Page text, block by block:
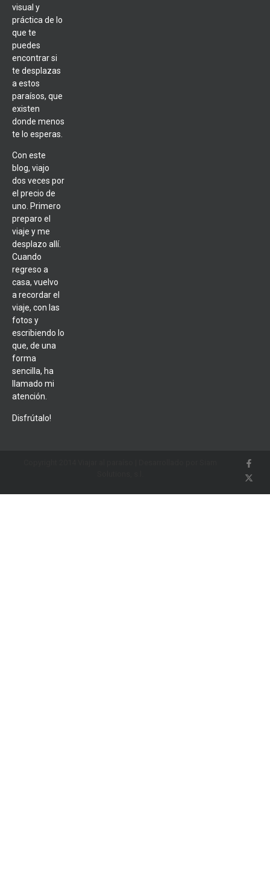
visual y
práctica de lo
que te
puedes
encontrar si
te desplazas
a estos
paraísos, que
existen
donde menos
te lo esperas.
Con este
blog, viajo
dos veces por
el precio de
uno. Primero
preparo el
viaje y me
desplazo allí.
Cuando
regreso a
casa, vuelvo
a recordar el
viaje, con las
fotos y
escribiendo lo
que, de una
forma
sencilla, ha
llamado mi
atención.
Disfrútalo!